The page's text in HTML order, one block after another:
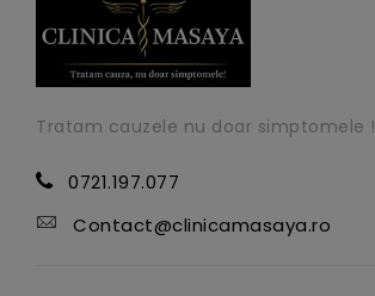
Tratam cauzele nu doar simptomele !
0721.197.077
Contact@clinicamasaya.ro